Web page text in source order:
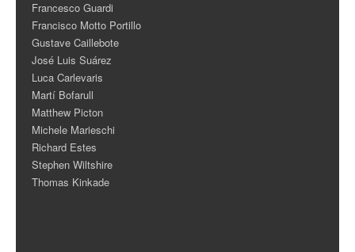
Francesco Guardi
Francisco Motto Portillo
Gustave Caillebote
José Luis Suárez
Luca Carlevaris
Martí Bofarull
Matthew Picton
Michele Marieschi
Richard Estes
Stephen Wiltshire
Thomas Kinkade